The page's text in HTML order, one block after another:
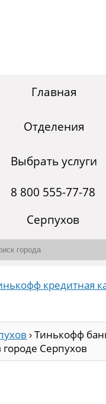
Главная
Отделения
Выбрать услуги
8 800 555-77-78
Серпухов
›Тинькофф
Серпухов